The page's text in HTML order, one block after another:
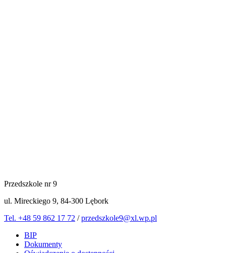
Przedszkole nr 9
ul. Mireckiego 9, 84-300 Lębork
Tel. +48 59 862 17 72 / przedszkole9@xl.wp.pl
BIP
Dokumenty